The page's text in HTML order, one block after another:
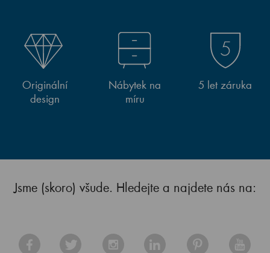
Originální
design
Nábytek na
míru
5 let záruka
Jsme (skoro) všude. Hledejte a najdete nás na: